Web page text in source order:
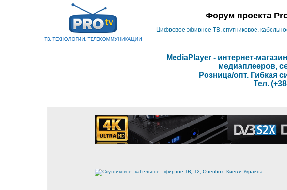
Форум проекта
Цифровое эфирное ТВ, спутниковое,
MediaPlayer - интернет-
медиаплееров,
Розница/опт. Гибкая
Тел.